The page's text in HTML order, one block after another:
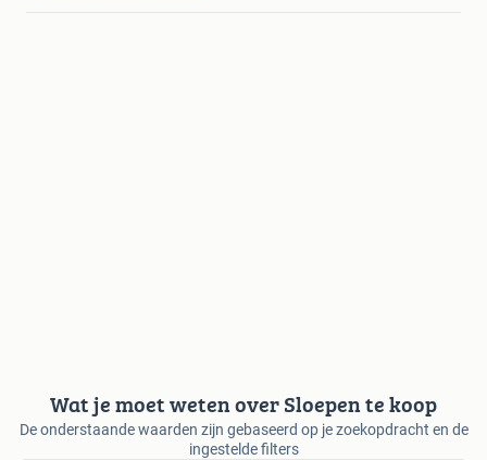
Wat je moet weten over Sloepen te koop
De onderstaande waarden zijn gebaseerd op je zoekopdracht en de
ingestelde filters